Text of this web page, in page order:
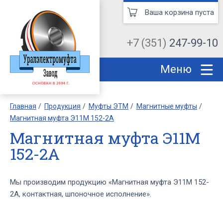
+7 (351) 247-99-10
Ваша корзина пуста
Меню
Главная Продукция Муфты ЭТМ
Магнитные муфты
Магнитная муфта Э11М 152-2А
Магнитная муфта Э11М
152-2А
Мы производим продукцию «Магнитная муфта Э11М 152-
2А, контактная, шпоночное исполнение».